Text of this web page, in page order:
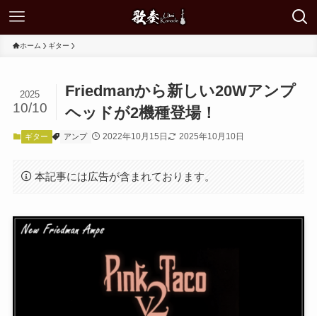
ホーム ギター
Friedmanから新しい20Wアンプ
ヘッドが2機種登場！
2025
10/10
ギター アンプ 2022年10月15日 2025年10月10日
本記事には広告が含まれております。